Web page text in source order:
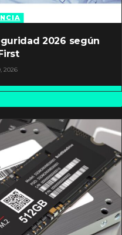
2026 según
2026